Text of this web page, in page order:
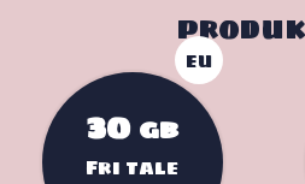
EU
30 GB
Fri tale